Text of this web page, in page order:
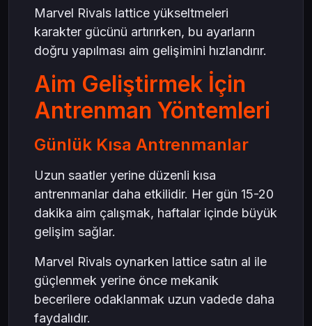
Marvel Rivals lattice yükseltmeleri
karakter gücünü artırırken, bu ayarların
doğru yapılması aim gelişimini hızlandırır.
Aim Geliştirmek İçin
Antrenman Yöntemleri
Günlük Kısa Antrenmanlar
Uzun saatler yerine düzenli kısa
antrenmanlar daha etkilidir. Her gün 15-20
dakika aim çalışmak, haftalar içinde büyük
gelişim sağlar.
Marvel Rivals oynarken lattice satın al ile
güçlenmek yerine önce mekanik
becerilere odaklanmak uzun vadede daha
faydalıdır.